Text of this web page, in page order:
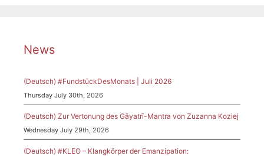
News
(Deutsch) #FundstückDesMonats | Juli 2026
Thursday July 30th, 2026
(Deutsch) Zur Vertonung des Gāyatrī-Mantra von Zuzanna Koziej
Wednesday July 29th, 2026
(Deutsch) #KLEO – Klangkörper der Emanzipation: